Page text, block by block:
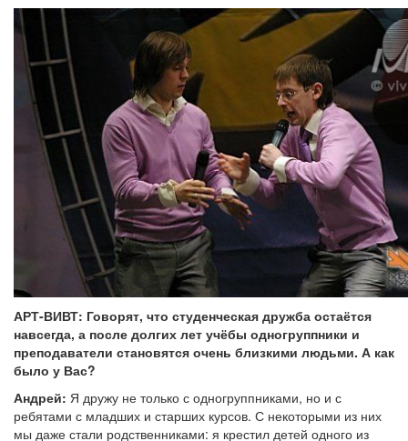
АРТ-ВИВТ: Говорят, что студенческая дружба остаётся
навсегда, а после долгих лет учёбы одногруппники и
преподаватели становятся очень близкими людьми. А как
было у Вас?
Андрей: Я дружу не только с одногруппниками, но и с
ребятами с младших и старших курсов. С некоторыми из них
мы даже стали родственниками: я крестил детей одного из